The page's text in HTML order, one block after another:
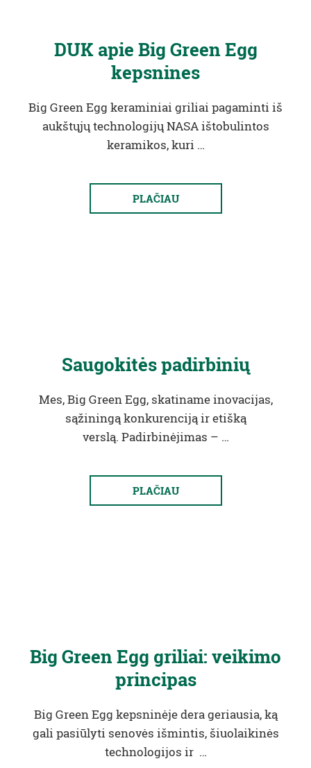
DUK apie Big Green Egg
kepsnines
Big Green Egg keraminiai griliai pagaminti iš
aukštųjų technologijų NASA ištobulintos
keramikos, kuri …
PLAČIAU
Saugokitės padirbinių
Mes, Big Green Egg, skatiname inovacijas,
sąžiningą konkurenciją ir etišką
verslą. Padirbinėjimas – …
PLAČIAU
Big Green Egg griliai: veikimo
principas
Big Green Egg kepsninėje dera geriausia, ką
gali pasiūlyti senovės išmintis, šiuolaikinės
technologijos ir …